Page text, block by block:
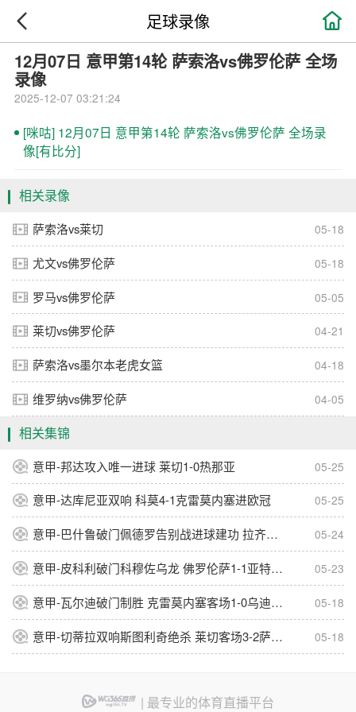

足球录像
12月07日 意甲第14轮 萨索洛vs佛罗伦萨 全场
录像
2025-12-07 03:21:24
[咪咕] 12月07日 意甲第14轮 萨索洛vs佛罗伦萨 全场录
像[有比分]
相关录像
萨索洛vs莱切 05-18
尤文vs佛罗伦萨 05-18
罗马vs佛罗伦萨 05-05
莱切vs佛罗伦萨 04-21
萨索洛vs墨尔本老虎女篮 04-18
维罗纳vs佛罗伦萨 04-05
相关集锦
意甲-邦达攻入唯一进球 莱切1-0热那亚 05-25
意甲-达库尼亚双响 科莫4-1克雷莫内塞进欧冠 05-25
意甲-巴什鲁破门佩德罗告别战进球建功 拉齐奥2-1逆转比萨 05-24
意甲-皮科利破门科穆佐乌龙 佛罗伦萨1-1亚特兰大 05-23
意甲-瓦尔迪破门制胜 克雷莫内塞客场1-0乌迪内斯 05-18
意甲-切蒂拉双响斯图利奇绝杀 莱切客场3-2萨索洛 05-18
| 最专业的体育直播平台